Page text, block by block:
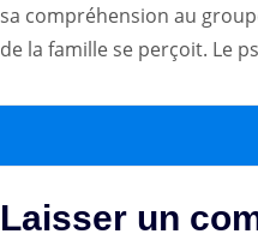
sa compréhension au
de la famille se perçoit. Le
Laisser un